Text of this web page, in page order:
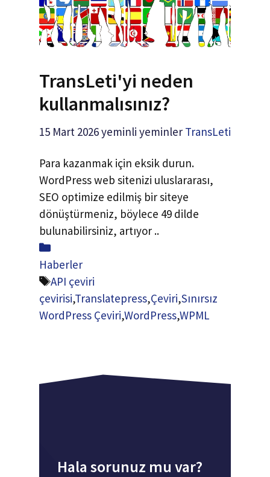
TransLeti'yi neden
kullanmalısınız?
15 Mart 2026yeminli yeminler TransLeti
Para kazanmak için eksik durun.
WordPress web sitenizi uluslararası,
SEO optimize edilmiş bir siteye
dönüştürmeniz, böylece 49 dilde
bulunabilirsiniz, artıyor ..
Paylaş
Haberler
Etiketler
API çeviri
çevirisi,Translatepress,Çeviri,Sınırsız
WordPress Çeviri,WordPress,WPML
Hala sorunuz mu var?